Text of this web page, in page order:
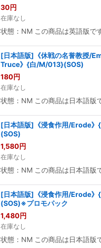
30円
在庫なし
状態：NM この商品は英語版です
[日本語版]《休戦の名誉教授/
Truce》{白/M/013}(SOS)
180円
在庫なし
状態：NM この商品は日本語版
[日本語版]《浸食作用/Erode
(SOS)
1,580円
在庫なし
状態：NM この商品は日本語版
[日本語版]《浸食作用/Erode
(SOS)※プロモパック
1,480円
在庫なし
状態：NM この商品は日本語版